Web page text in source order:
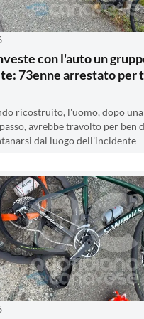
con l'auto un
73enne arrestato per
ricostruito, l'uomo, dopo
avrebbe travolto per ben
dal luogo dell'incidente